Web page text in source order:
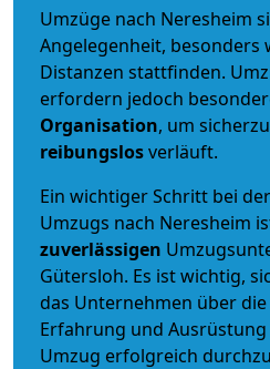
Umzüge nach Neresheim
Angelegenheit, besonders
Distanzen stattfinden.
erfordern jedoch
Organisation, um
reibungslosverläuft.
Ein wichtiger Schritt bei
Umzugs nach Neresheim
zuverlässigen
Gütersloh. Es ist wichtig,
das Unternehmen über
Erfahrung und
Umzug erfolgreich